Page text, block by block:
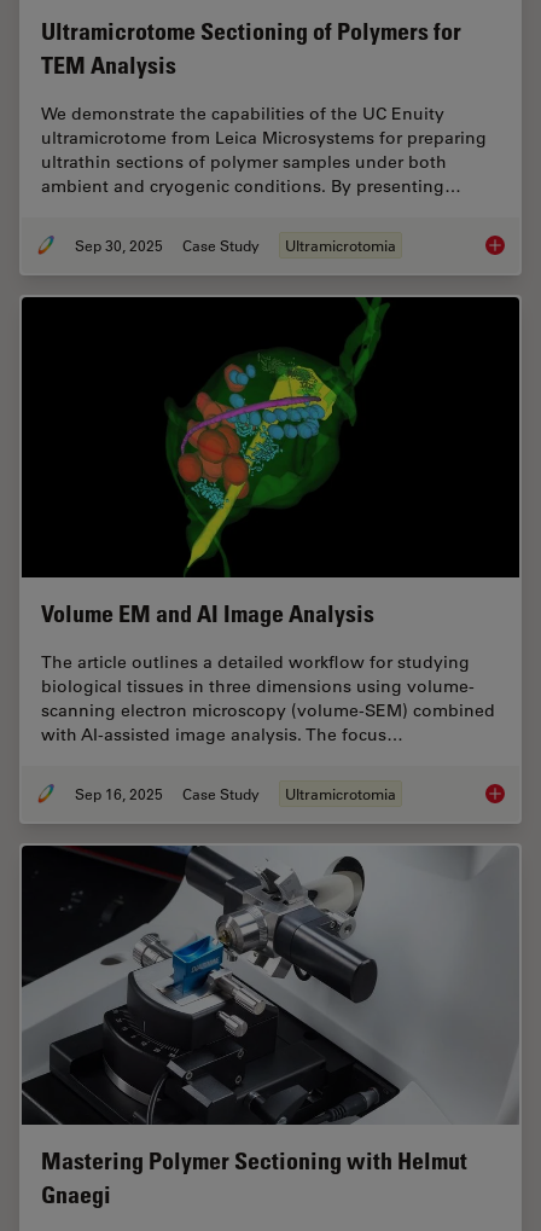
Ultramicrotome Sectioning of Polymers for
TEM Analysis
We demonstrate the capabilities of the UC Enuity
ultramicrotome from Leica Microsystems for preparing
ultrathin sections of polymer samples under both
ambient and cryogenic conditions. By presenting…
Sep 30, 2025 Case Study Ultramicrotomia
Volume EM and AI Image Analysis
The article outlines a detailed workflow for studying
biological tissues in three dimensions using volume-
scanning electron microscopy (volume-SEM) combined
with AI-assisted image analysis. The focus…
Sep 16, 2025 Case Study Ultramicrotomia Volume
Mastering Polymer Sectioning with Helmut
Gnaegi